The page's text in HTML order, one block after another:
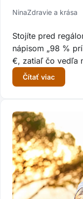
NinaZdravie a krása
Stojíte pred
nápisom „98 %
€, zatiaľ čo vedľa
Čítať viac